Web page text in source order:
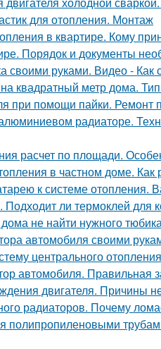
для отопления. Монтаж
в квартире. Кому
Порядок и документы
своими руками. Видео -
квадратный метр дома.
при помощи пайки. Ремонт
радиаторе.
расчет по площади.
в частном доме.
к системе отопления.
Подходит ли термоклей для
не найти нужного
автомобиля своими
центрального
автомобиля.
двигателя. Причины
радиаторов. Почему
полипропиленовыми